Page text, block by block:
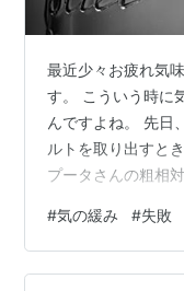
最近少々お疲れ気
す。 こういう時に
んですよね。 先日
ルトを取り出すと
プータさんの粗相
方向を向いている
怪しい時があると
いよと思っていた
#気の緩み #失敗